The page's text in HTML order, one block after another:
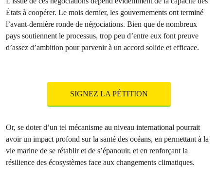
États à coopérer. Le mois dernier, les gouvernements ont terminé
l’avant-dernière ronde de négociations. Bien que de nombreux
pays soutiennent le processus, trop peu d’entre eux font preuve
d’assez d’ambition pour parvenir à un accord solide et efficace.
SIGNEZ LA PÉTITION
Or, se doter d’un tel mécanisme au niveau international pourrait
avoir un impact profond sur la santé des océans, en permettant à la
vie marine de se rétablir et de s’épanouir, et en renforçant la
résilience des écosystèmes face aux changements climatiques.